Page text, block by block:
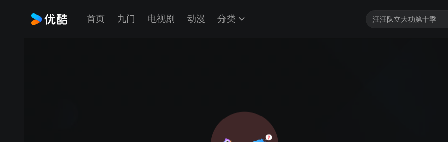
首页 九门 电视剧 动漫 分类